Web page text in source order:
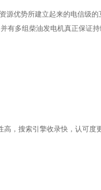
势所建立起来的电信级
多组柴油发电机真正保证
，搜索引擎收录快，认可度